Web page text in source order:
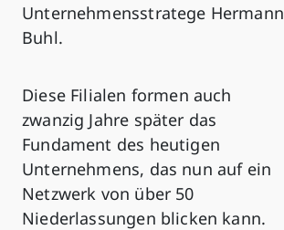
Unternehmensstratege Hermann
Buhl.
Diese Filialen formen auch
zwanzig Jahre später das
Fundament des heutigen
Unternehmens, das nun auf ein
Netzwerk von über 50
Niederlassungen blicken kann.